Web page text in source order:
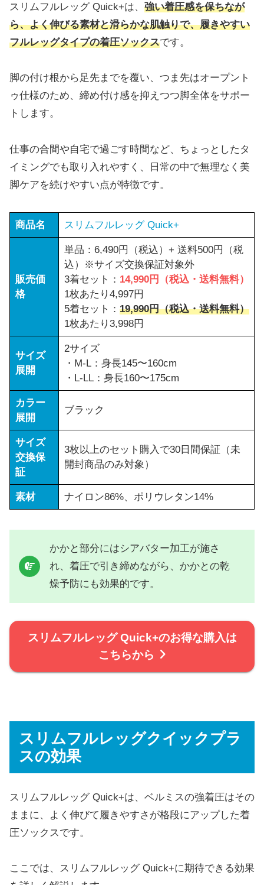
スリムフルレッグ Quick+は、 強い着圧感を保ちなが
ら、よく伸びる素材と滑らかな肌触りで、履きやすい
フルレッグタイプの着圧ソックスです。
脚の付け根から足先までを覆い、つま先はオープント
ゥ仕様のため、締め付け感を抑えつつ脚全体をサポー
トします。
仕事の合間や自宅で過ごす時間など、ちょっとしたタ
イミングでも取り入れやすく、日常の中で無理なく美
脚ケアを続けやすい点が特徴です。
商品名 スリムフルレッグ Quick+
販売価
格
単品：6,490円（税込）+ 送料500円（税
込）※サイズ交換保証対象外
3着セット： 14,990円（税込・送料無料）
1枚あたり4,997円
5着セット： 19,990円（税込・送料無料）
1枚あたり3,998円
サイズ
展開
2サイズ
・M-L：身長145〜160cm
・L-LL：身長160〜175cm
カラー
展開
ブラック
サイズ
交換保
証
3枚以上のセット購入で30日間保証（未
開封商品のみ対象）
素材 ナイロン86%、ポリウレタン14%
かかと部分にはシアバター加工が施さ
れ、着圧で引き締めながら、かかとの乾
燥予防にも効果的です。
スリムフルレッグ Quick+のお得な購入は
こちらから
スリムフルレッグクイックプラ
スの効果
スリムフルレッグ Quick+は、ベルミスの強着圧はその
ままに、よく伸びて履きやすさが格段にアップした着
圧ソックスです。
ここでは、スリムフルレッグ Quick+に期待できる効果